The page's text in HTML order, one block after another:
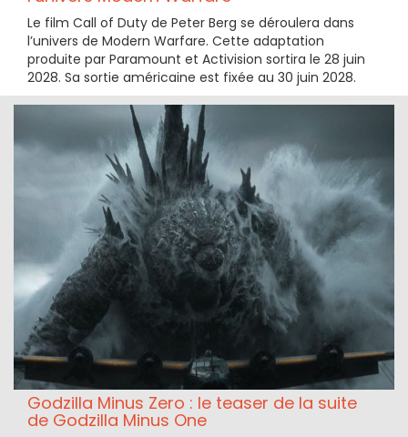
Le film Call of Duty de Peter Berg se déroulera dans
l’univers de Modern Warfare. Cette adaptation
produite par Paramount et Activision sortira le 28 juin
2028. Sa sortie américaine est fixée au 30 juin 2028.
Godzilla Minus Zero : le teaser de la suite
de Godzilla Minus One